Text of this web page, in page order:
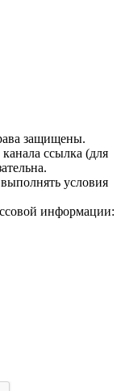
защищены.
ссылка (для
условия
информации: